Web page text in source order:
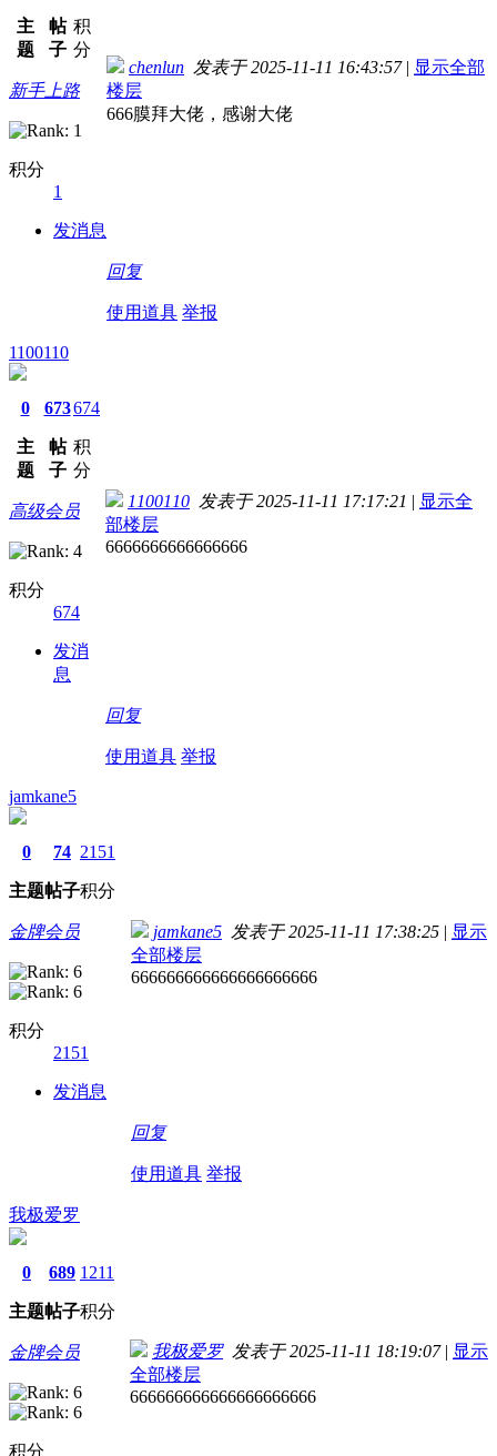
主
题
帖
子
积
分
新手上路
积分
1
发消息
chenlun 发表于 2025-11-11 16:43:57 | 显示全部
楼层
666膜拜大佬，感谢大佬
回复
使用道具 举报
1100110
0
主
题
673
帖
子
674
积
分
高级会员
积分
674
发消
息
1100110 发表于 2025-11-11 17:17:21 | 显示全
部楼层
6666666666666666
回复
使用道具 举报
jamkane5
0
主题
74
帖子
2151
积分
金牌会员
积分
2151
发消息
jamkane5 发表于 2025-11-11 17:38:25 | 显示
全部楼层
666666666666666666666
回复
使用道具 举报
我极爱罗
0
主题
689
帖子
1211
积分
金牌会员
积分
我极爱罗发表于 2025-11-11 18:19:07 | 显示
全部楼层
666666666666666666666